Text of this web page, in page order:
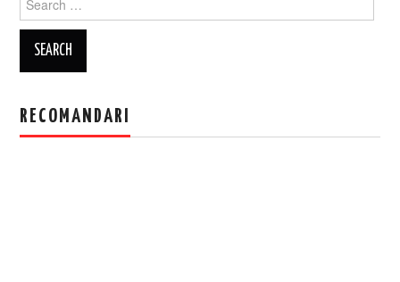
for:
RECOMANDARI